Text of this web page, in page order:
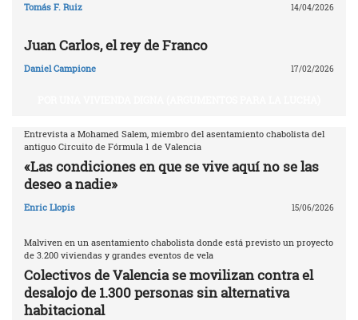
Tomás F. Ruiz 14/04/2026
Juan Carlos, el rey de Franco
Daniel Campione 17/02/2026
Entrevista a Mohamed Salem, miembro del asentamiento chabolista del
antiguo Circuito de Fórmula 1 de Valencia
«Las condiciones en que se vive aquí no se las
deseo a nadie»
Enric Llopis 15/06/2026
Malviven en un asentamiento chabolista donde está previsto un proyecto
de 3.200 viviendas y grandes eventos de vela
Colectivos de Valencia se movilizan contra el
desalojo de 1.300 personas sin alternativa
habitacional